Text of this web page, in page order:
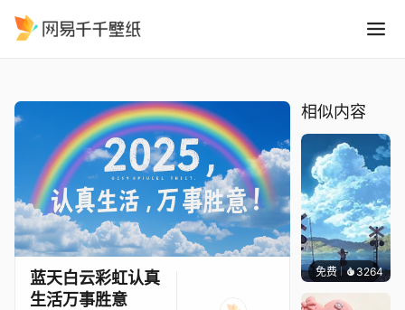
蓝天白云彩虹认真
生活万事胜意
相似内容
免费 3264星梦